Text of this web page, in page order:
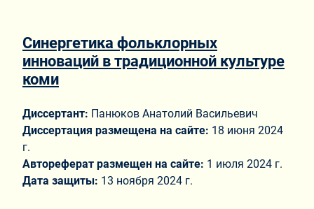
Синергетика фольклорных
инноваций в традиционной культуре
коми
Диссертант: Панюков Анатолий Васильевич
Диссертация размещена на сайте: 18 июня 2024
г.
Автореферат размещен на сайте: 1 июля 2024 г.
Дата защиты: 13 ноября 2024 г.